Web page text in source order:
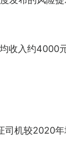
收入约4000
机较2020年